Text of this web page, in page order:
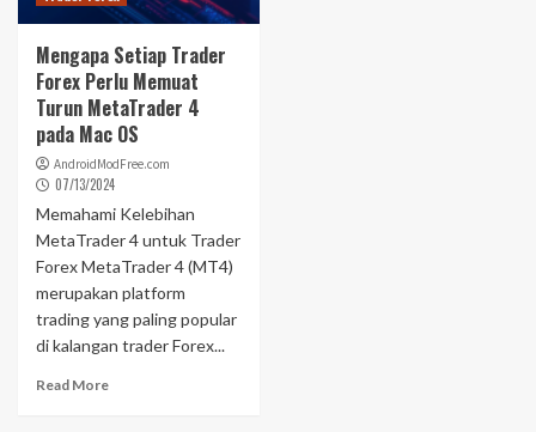
Mengapa Setiap Trader
Forex Perlu Memuat
Turun MetaTrader 4
pada Mac OS
AndroidModFree.com
07/13/2024
Memahami Kelebihan
MetaTrader 4 untuk Trader
Forex MetaTrader 4 (MT4)
merupakan platform
trading yang paling popular
di kalangan trader Forex...
Read More